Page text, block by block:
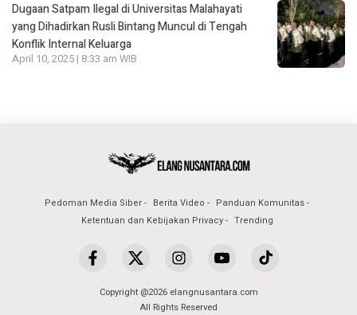
Dugaan Satpam Ilegal di Universitas Malahayati
yang Dihadirkan Rusli Bintang Muncul di Tengah
Konflik Internal Keluarga
April 10, 2025 | 8:33 am WIB
Pedoman Media Siber Berita Video
Panduan Komunitas
Ketentuan dan Kebijakan Privacy
Trending
Copyright @2026 elangnusantara.com
All Rights Reserved